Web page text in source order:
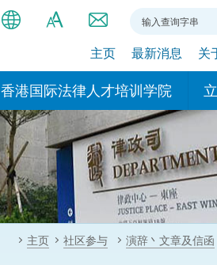
简
EN
Bahasa Indonesia (印尼语)
हिन्दी (印度语)
नेपाली (尼泊尔语)
ਪੰਜਾਬੀ (旁遮普语)
A
A
主页 最新消息 关
在香港设立办事
香港国际法律人才培训学院
我们的学院
我们的专家委员会
我们的办公室
我们的培训课程和能力建设项
主页 社区参与 演辞丶文章及信函